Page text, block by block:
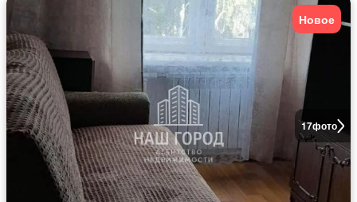
17фото
Новое